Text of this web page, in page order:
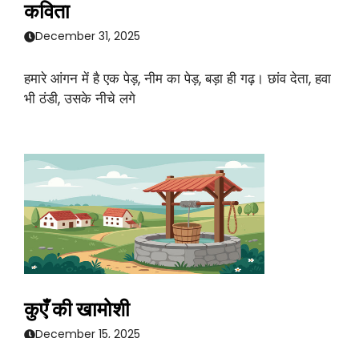
कविता
December 31, 2025
हमारे आंगन में है एक पेड़, नीम का पेड़, बड़ा ही गढ़। छांव देता, हवा
भी ठंडी, उसके नीचे लगे
कुएँ की खामोशी
December 15, 2025